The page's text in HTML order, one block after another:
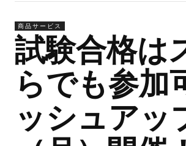
商品サービス
試験合格は
らでも参加
ッシュアッ